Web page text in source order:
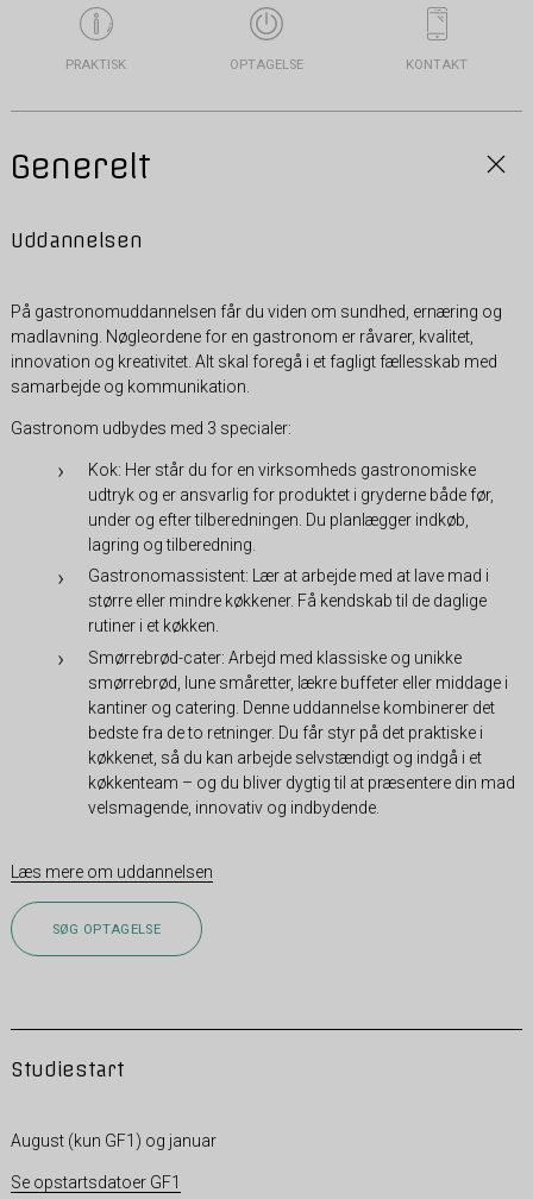
PRAKTISK OPTAGELSE KONTAKT
Generelt
Uddannelsen
På gastronomuddannelsen får du viden om sundhed, ernæring og
madlavning. Nøgleordene for en gastronom er råvarer, kvalitet,
innovation og kreativitet. Alt skal foregå i et fagligt fællesskab med
samarbejde og kommunikation.
Gastronom udbydes med 3 specialer:
Kok: Her står du for en virksomheds gastronomiske
udtryk og er ansvarlig for produktet i gryderne både før,
under og efter tilberedningen. Du planlægger indkøb,
lagring og tilberedning.
Gastronomassistent: Lær at arbejde med at lave mad i
større eller mindre køkkener. Få kendskab til de daglige
rutiner i et køkken.
Smørrebrød-cater: Arbejd med klassiske og unikke
smørrebrød, lune småretter, lækre buffeter eller middage i
kantiner og catering. Denne uddannelse kombinerer det
bedste fra de to retninger. Du får styr på det praktiske i
køkkenet, så du kan arbejde selvstændigt og indgå i et
køkkenteam – og du bliver dygtig til at præsentere din mad
velsmagende, innovativ og indbydende.
Læs mere om uddannelsen
SØG OPTAGELSE
Studiestart
August (kun GF1) og januar
Se opstartsdatoer GF1